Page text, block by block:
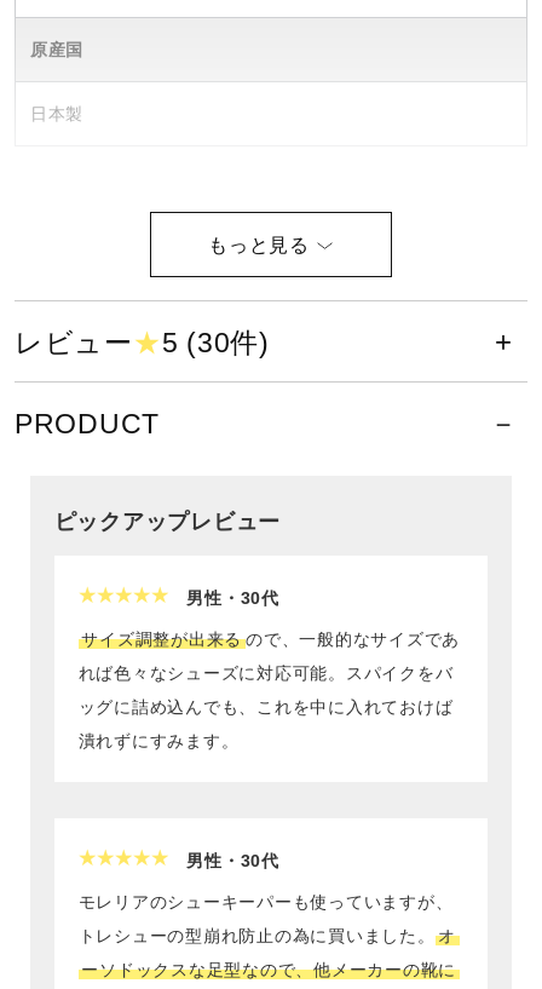
ジュニア／キッズ
メディカル
セール
原産国
日本製
レビュー★5 (30件)
PRODUCT
ピックアップレビュー
男性・30代
サイズ調整が出来るので、一般的なサイズであ
れば色々なシューズに対応可能。スパイクをバ
ッグに詰め込んでも、これを中に入れておけば
潰れずにすみます。
男性・30代
モレリアのシューキーパーも使っていますが、
トレシューの型崩れ防止の為に買いました。
オ
ーソドックスな足型なので、他メーカーの靴に